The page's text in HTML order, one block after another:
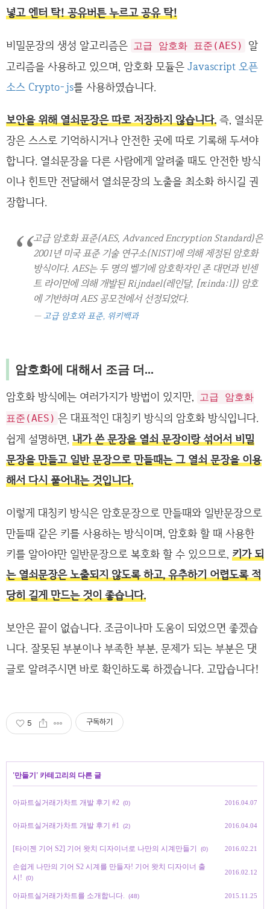
넣고 엔터 탁! 공유버튼 누르고 공유 탁!
비밀문장의 생성 알고리즘은 고급 암호화 표준(AES)
알
고리즘을 사용하고 있으며, 암호화 모듈은 Javascript 오픈
소스 Crypto-js를 사용하였습니다.
보안을 위해 열쇠문장은 따로 저장하지 않습니다. 즉, 열쇠문
장은 스스로 기억하시거나 안전한 곳에 따로 기록해 두셔야
합니다. 열쇠문장을 다른 사람에게 알려줄 때도 안전한 방식
이나 힌트만 전달해서 열쇠문장의 노출을 최소화 하시길 권
장합니다.
고급 암호화 표준(AES, Advanced Encryption Standard)은
2001년 미국 표준 기술 연구소(NIST)에 의해 제정된 암호화
방식이다. AES는 두 명의 벨기에 암호학자인 존 대먼과 빈센
트 라이먼에 의해 개발된 Rijndael(레인달, [rɛindaːl]) 암호
에 기반하며 AES 공모전에서 선정되었다.
고급 암호와 표준, 위키백과
암호화에 대해서 조금 더...
암호화 방식에는 여러가지가 방법이 있지만,
고급 암호화
표준(AES) 은 대표적인 대칭키 방식의 암호화 방식입니다.
쉽게 설명하면, 내가 쓴 문장을 열쇠 문장이랑 섞어서 비밀
문장을 만들고 일반 문장으로 만들때는 그 열쇠 문장을 이용
해서 다시 풀어내는 것입니다.
이렇게 대칭키 방식은 암호문장으로 만들때와 일반문장으로
만들때 같은 키를 사용하는 방식이며, 암호화 할 때 사용한
키를 알아야만 일반문장으로 복호화 할 수 있으므로, 키가 되
는 열쇠문장은 노출되지 않도록 하고, 유추하기 어렵도록 적
당히 길게 만드는 것이 좋습니다.
보안은 끝이 없습니다. 조금이나마 도움이 되었으면 좋겠습
니다. 잘못된 부분이나 부족한 부분, 문제가 되는 부분은 댓
글로 알려주시면 바로 확인하도록 하겠습니다. 고맙습니다!
5 구독하기
'만들기' 카테고리의 다른 글
아파트실거래가차트 개발 후기 #2 (0) 2016.04.07
아파트실거래가차트 개발 후기 #1 (2) 2016.04.04
[타이젠 기어 S2] 기어 왓치 디자이너로 나만의 시계만들기 (0) 2016.02.21
손쉽게 나만의 기어 S2 시계를 만들자! 기어 왓치 디자이너 출
시!
(0)
2016.02.12
아파트실거래가차트를 소개합니다. (48) 2015.11.25